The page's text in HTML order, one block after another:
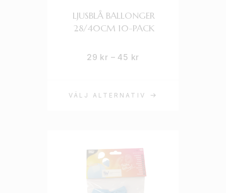
VÄLJ ALTERNATIV
LJUSBLÅ BALLONGER
28/40CM 10-PACK
29 kr – 45 kr